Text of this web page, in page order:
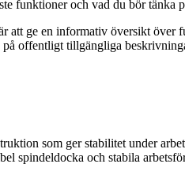
funktioner och vad du bör tänka
ge en informativ översikt
offentligt tillgängliga
som ger stabilitet under
och stabila